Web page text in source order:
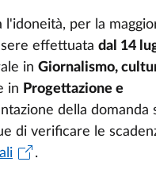
per la
effettuatadal 14
inGiornalismo,
in Progettazione e
della domanda
di verificare le
.